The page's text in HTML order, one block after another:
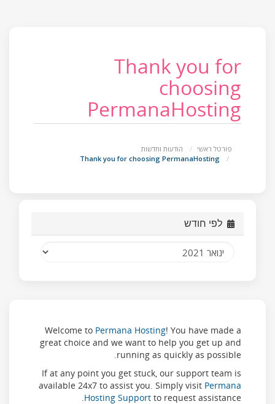
Thank you for
choosing
PermanaHosting
פורטל ראשי
הודעות וחדשות
לפי חודש
Welcome to Permana Hosting! You have made a
great choice and we want to help you get up and
running as quickly as possible.
If at any point you get stuck, our support team is
available 24x7 to assist you. Simply visit Permana
Hosting Support to request assistance.